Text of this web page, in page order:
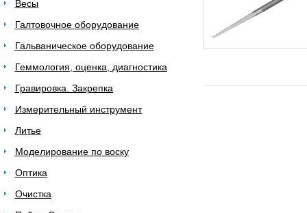
Весы
Галтовочное оборудование
Гальваническое оборудование
Геммология, оценка, диагностика
Гравировка. Закрепка
Измерительный инструмент
Литье
Моделирование по воску
Оптика
Очистка